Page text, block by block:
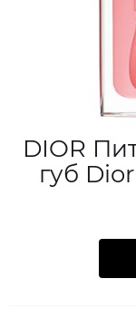
DIOR
губ